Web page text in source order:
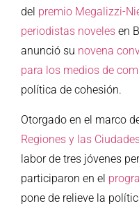
del premio Megalizzi-
periodistas noveles en
anunció su novena
para los medios de
política de cohesión.
Otorgado en el marco
Regiones y las
labor de tres jóvenes
participaron en el
pone de relieve la